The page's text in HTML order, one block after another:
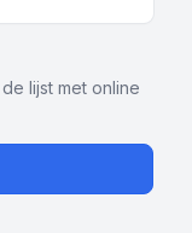
lijst met online